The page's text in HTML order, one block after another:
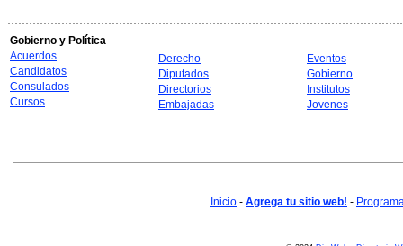
Gobierno y Política
Acuerdos
Candidatos
Consulados
Cursos
Derecho
Diputados
Directorios
Embajadas
Eventos
Gobierno
Institutos
Jovenes
Inicio - Agrega tu sitio web! -